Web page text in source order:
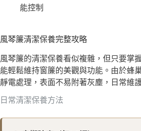
能控制
風琴簾清潔保養完整攻略
風琴簾的清潔保養看似複雜，但只要掌
能輕鬆維持窗簾的美觀與功能。由於蜂
靜電處理，表面不易附著灰塵，日常維
日常清潔保養方法